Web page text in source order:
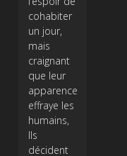
cohabiter
un jour,
mais
craignant
que leur
apparence
effraye les
humains,
Ils
décident